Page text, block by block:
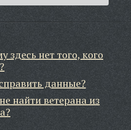
здесь нет того, кого
данные?
найти ветерана из